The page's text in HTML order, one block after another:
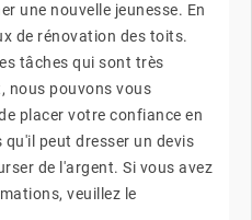
une nouvelle jeunesse. En
de rénovation des toits.
tâches qui sont très
nous pouvons vous
placer votre confiance en
peut dresser un devis
de l'argent. Si vous avez
veuillez le